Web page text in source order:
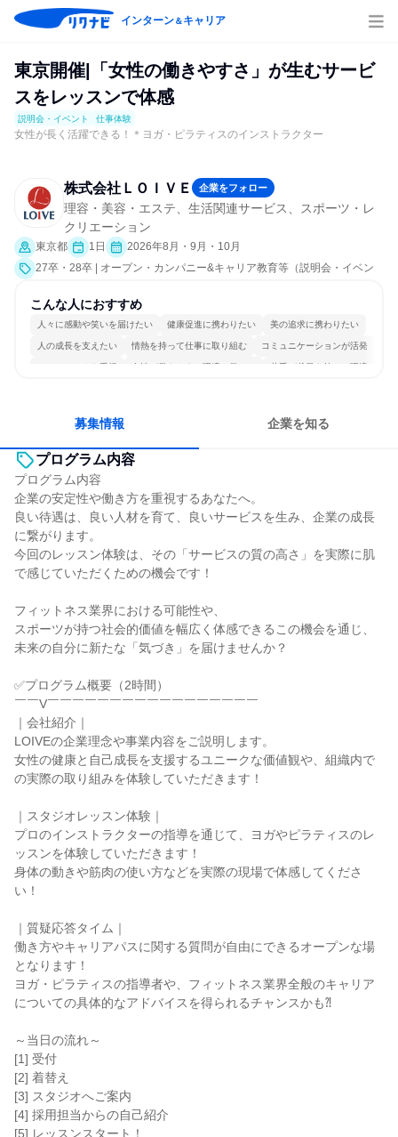
インターン＆キャリア
東京開催|「女性の働きやすさ」が生むサービ
スをレッスンで体感
説明会・イベント 仕事体験
女性が長く活躍できる！＊ヨガ・ピラティスのインストラクター
株式会社ＬＯＩＶＥ 企業をフォロー
理容・美容・エステ、生活関連サービス、スポーツ・レ
クリエーション
東京都 1日
2026年8月・9月・10月
27卒・28卒 | オープン・カンパニー&キャリア教育等（説明会・イベン
界研究]、仕事体験）
こんな人におすすめ
人々に感動や笑いを届けたい 健康促進に携わりたい 美の追求に携わりたい
人の成長を支えたい 情熱を持って仕事に取り組む コミュニケーションが活発
チームワークを重視 女性が働きやすい環境で働ける 若手が裁量を持てる環境
募集情報 企業を知る
プログラム内容
プログラム内容
企業の安定性や働き方を重視するあなたへ。
良い待遇は、良い人材を育て、良いサービスを生み、企業の成長
に繋がります。
今回のレッスン体験は、その「サービスの質の高さ」を実際に肌
で感じていただくための機会です！
フィットネス業界における可能性や、
スポーツが持つ社会的価値を幅広く体感できるこの機会を通じ、
未来の自分に新たな「気づき」を届けませんか？
✅プログラム概要（2時間）
￣￣V￣￣￣￣￣￣￣￣￣￣￣￣￣￣￣￣￣
｜会社紹介｜
LOIVEの企業理念や事業内容をご説明します。
女性の健康と自己成長を支援するユニークな価値観や、組織内で
の実際の取り組みを体験していただきます！
｜スタジオレッスン体験｜
プロのインストラクターの指導を通じて、ヨガやピラティスのレ
ッスンを体験していただきます！
身体の動きや筋肉の使い方などを実際の現場で体感してくださ
い！
｜質疑応答タイム｜
働き方やキャリアパスに関する質問が自由にできるオープンな場
となります！
ヨガ・ピラティスの指導者や、フィットネス業界全般のキャリア
についての具体的なアドバイスを得られるチャンスかも⁈
～当日の流れ～
[1] 受付
[2] 着替え
[3] スタジオへご案内
[4] 採用担当からの自己紹介
[5] レッスンスタート！